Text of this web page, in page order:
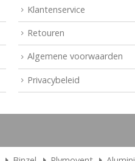
Klantenservice
Retouren
Algemene voorwaarden
Privacybeleid